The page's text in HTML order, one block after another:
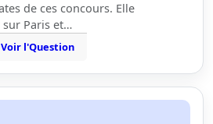
de ces concours. Elle
Paris et…
Voir l'Question